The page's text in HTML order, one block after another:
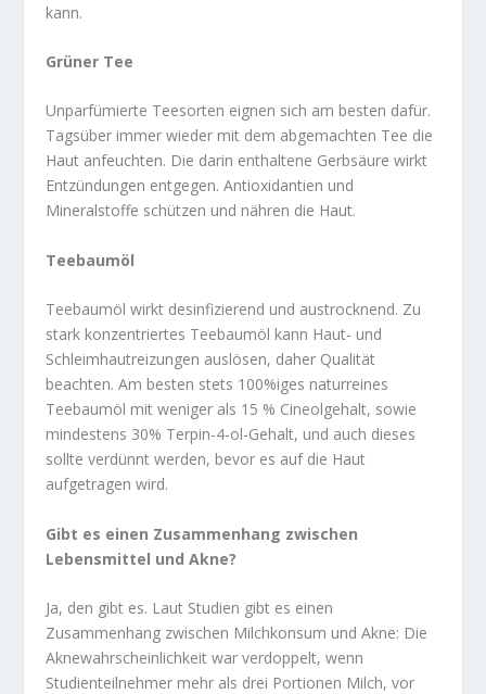
kann.
Grüner Tee
Unparfümierte Teesorten eignen sich am besten dafür.
Tagsüber immer wieder mit dem abgemachten Tee die
Haut anfeuchten. Die darin enthaltene Gerbsäure wirkt
Entzündungen entgegen. Antioxidantien und
Mineralstoffe schützen und nähren die Haut.
Teebaumöl
Teebaumöl wirkt desinfizierend und austrocknend. Zu
stark konzentriertes Teebaumöl kann Haut- und
Schleimhautreizungen auslösen, daher Qualität
beachten. Am besten stets 100%iges naturreines
Teebaumöl mit weniger als 15 % Cineolgehalt, sowie
mindestens 30% Terpin-4-ol-Gehalt, und auch dieses
sollte verdünnt werden, bevor es auf die Haut
aufgetragen wird.
Gibt es einen Zusammenhang zwischen
Lebensmittel und Akne?
Ja, den gibt es. Laut Studien gibt es einen
Zusammenhang zwischen Milchkonsum und Akne: Die
Aknewahrscheinlichkeit war verdoppelt, wenn
Studienteilnehmer mehr als drei Portionen Milch, vor